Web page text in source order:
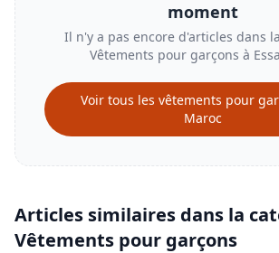
moment
Il n'y a pas encore d'articles dans
Vêtements pour garçons à
Voir tous les vêtements pour
Maroc
Articles similaires dans la
Vêtements pour garçons